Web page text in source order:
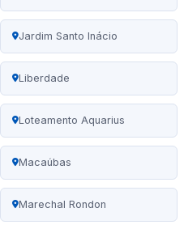
Jardim Santo Inácio
Liberdade
Loteamento Aquarius
Macaúbas
Marechal Rondon